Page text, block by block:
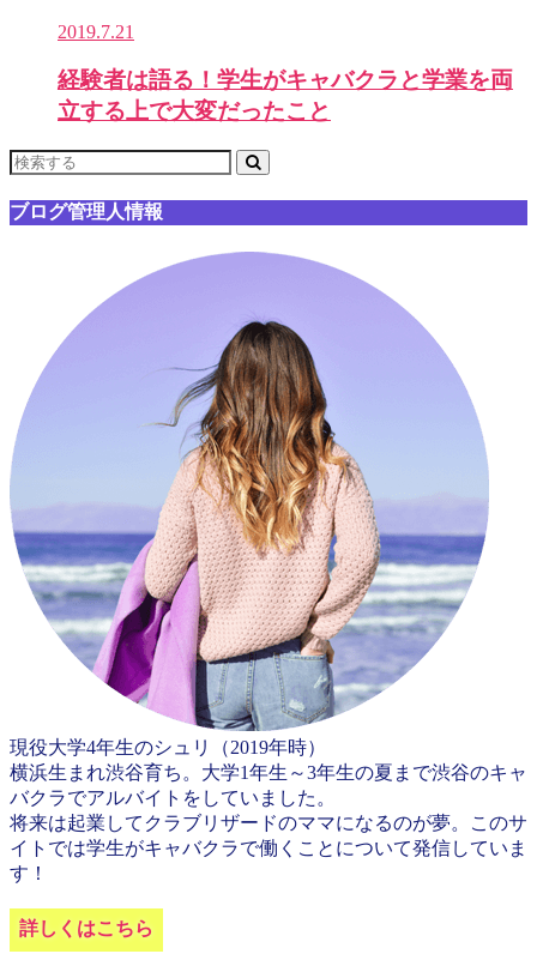
2019.7.21
経験者は語る！学生がキャバクラと学業を両
立する上で大変だったこと
ブログ管理人情報
現役大学4年生のシュリ（2019年時）
横浜生まれ渋谷育ち。大学1年生～3年生の夏まで渋谷のキャ
バクラでアルバイトをしていました。
将来は起業してクラブリザードのママになるのが夢。このサ
イトでは学生がキャバクラで働くことについて発信していま
す！
詳しくはこちら